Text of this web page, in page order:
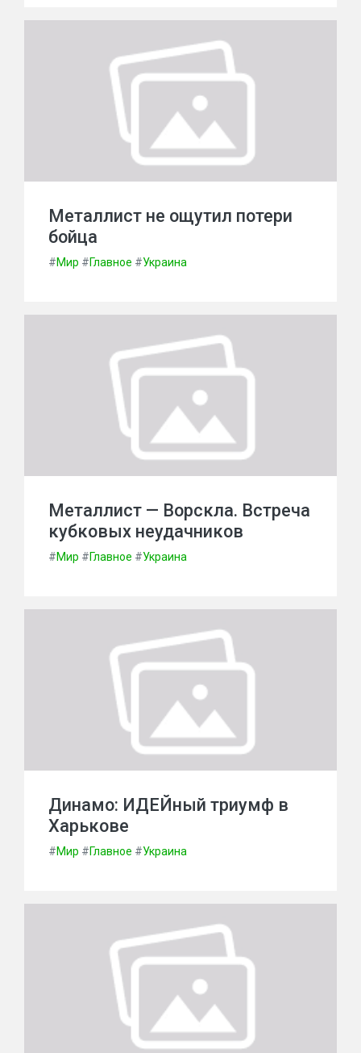
Металлист не ощутил потери
бойца
#Мир #Главное #Украина
Металлист — Ворскла. Встреча
кубковых неудачников
#Мир #Главное #Украина
Динамо: ИДЕЙный триумф в
Харькове
#Мир #Главное #Украина